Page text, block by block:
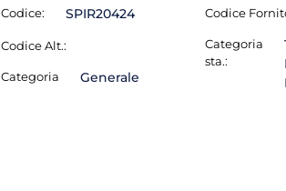
Codice: SPIR20424
Codice Alt.:
Categoria Generale
Codice
Categoria
sta.: